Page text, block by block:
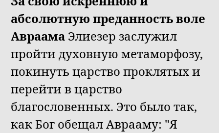
абсолютную преданность воле
Авраама Элиезер заслужил
пройти духовную метаморфозу,
покинуть царство проклятых и
перейти в царство
благословенных. Это было так,
как Бог обещал Аврааму: "Я